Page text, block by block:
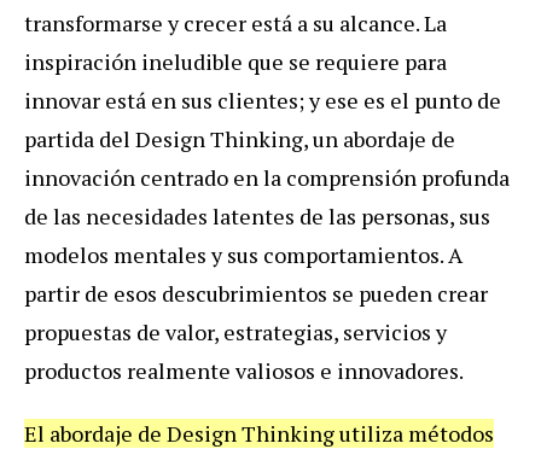
transformarse y crecer está a su alcance. La
inspiración ineludible que se requiere para
innovar está en sus clientes; y ese es el punto de
partida del Design Thinking, un abordaje de
innovación centrado en la comprensión profunda
de las necesidades latentes de las personas, sus
modelos mentales y sus comportamientos. A
partir de esos descubrimientos se pueden crear
propuestas de valor, estrategias, servicios y
productos realmente valiosos e innovadores.
El abordaje de Design Thinking utiliza métodos